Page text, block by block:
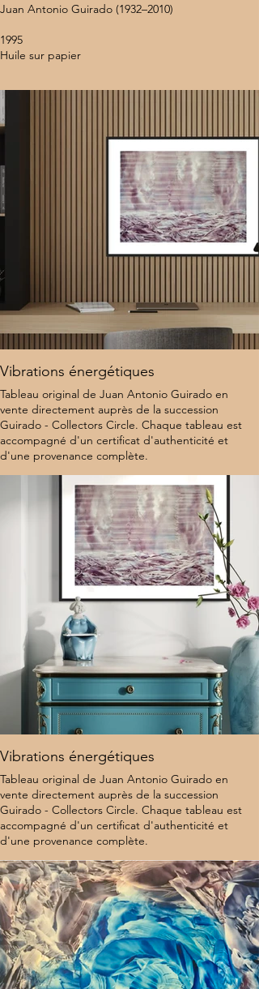
Juan Antonio Guirado (1932–2010)
1995
Huile sur papier
N° de catalogue : JAG P/1
Provenance : Coral Gables Museum (Miami, États-
Localisation : États-Unis
Encadrement : Non encadré
Vibrations énergétiques
Tableau original de Juan Antonio Guirado en
vente directement auprès de la succession
Guirado - Collectors Circle. Chaque tableau est
accompagné d'un certificat d'authenticité et
d'une provenance complète.
Vibrations énergétiques
Tableau original de Juan Antonio Guirado en
vente directement auprès de la succession
Guirado - Collectors Circle. Chaque tableau est
accompagné d'un certificat d'authenticité et
d'une provenance complète.
8 000 $